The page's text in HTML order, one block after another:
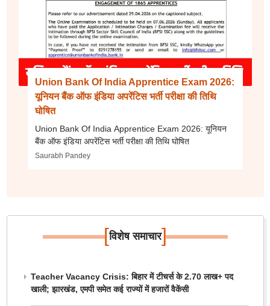
Union Bank Of India Apprentice Exam 2026:
यूनियन बैंक ऑफ इंडिया अपरेंटिस भर्ती परीक्षा की तिथि
घोषित
Union Bank Of India Apprentice Exam 2026: यूनियन
बैंक ऑफ इंडिया अपरेंटिस भर्ती परीक्षा की तिथि घोषित
Saurabh Pandey
[विशेष समाचार]
Teacher Vacancy Crisis: बिहार में टीचर्स के 2.70 लाख+ पद
खाली; झारखंड, एमपी समेत कई राज्यों में हजारों वैकेंसी